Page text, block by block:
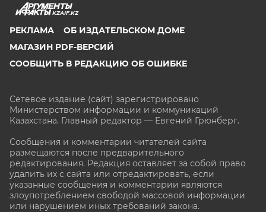
KZAIF.KZ
РЕКЛАМА
ОБ ИЗДАТЕЛЬСКОМ ДОМЕ
МАГАЗИН PDF-ВЕРСИЙ
СООБЩИТЬ В РЕДАКЦИЮ ОБ ОШИБКЕ
Сетевое издание (сайт) зарегистрировано
Министерством информации и коммуникаций
Казахстана. Главный редактор — Евгений Грюнберг.
Сообщения и комментарии читателей сайта
размещаются после предварительного
редактирования. Редакция оставляет за собой право
удалить их с сайта или отредактировать, если
указанные сообщения и комментарии являются
злоупотреблением свободой массовой информации
или нарушением иных требований закона.